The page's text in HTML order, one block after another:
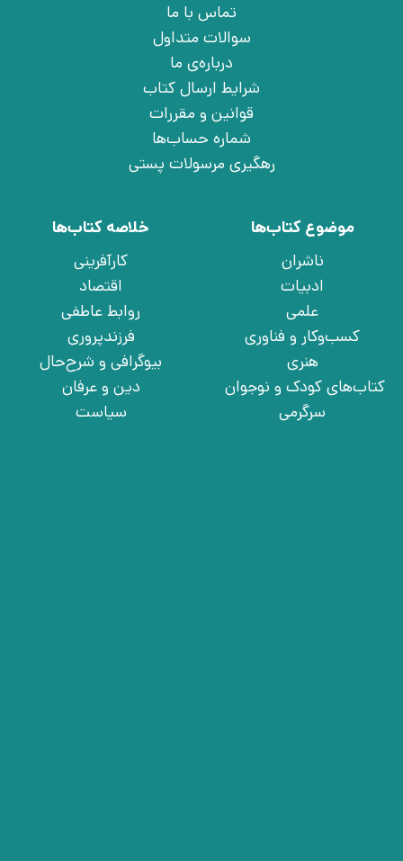
تماس با ما
سوالات متداول
درباره‌ی ما
شرایط ارسال کتاب
قوانین و مقررات
شماره حساب‌ها
رهگیری مرسولات پستی
موضوع کتاب‌ها
ناشران
ادبیات
علمی
کسب‌وکار و فناوری
هنری
کتاب‌های کودک و نوجوان
سرگرمی
خلاصه کتاب‌ها
کارآفرینی
اقتصاد
روابط عاطفی
فرزندپروری
بیوگرافی و شرح‌حال
دین و عرفان
سیاست